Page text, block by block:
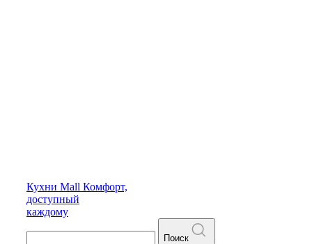
Кухни Mall Комфорт,
доступный
каждому
Поиск